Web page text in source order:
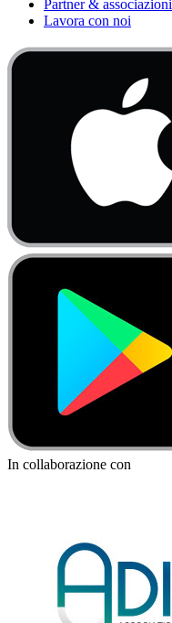
Partner & associazioni
Lavora con noi
In collaborazione con